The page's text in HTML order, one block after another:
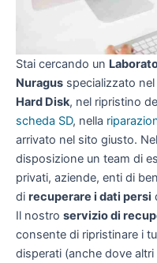
Stai cercando un
Nuragus specializzato
Hard Disk, nel ripristino
scheda SD, nella
arrivato nel sito giusto.
disposizione un team di
privati, aziende, enti di
di recuperare i dati persi
Il nostro servizio di
consente di ripristinare i
disperati (anche dove